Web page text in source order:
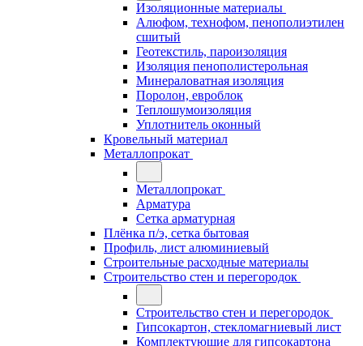
Изоляционные материалы
Алюфом, технофом, пенополиэтилен
сшитый
Геотекстиль, пароизоляция
Изоляция пенополистерольная
Минераловатная изоляция
Поролон, евроблок
Теплошумоизоляция
Уплотнитель оконный
Кровельный материал
Металлопрокат
Металлопрокат
Арматура
Сетка арматурная
Плёнка п/э, сетка бытовая
Профиль, лист алюминиевый
Строительные расходные материалы
Строительство стен и перегородок
Строительство стен и перегородок
Гипсокартон, стекломагниевый лист
Комплектующие для гипсокартона